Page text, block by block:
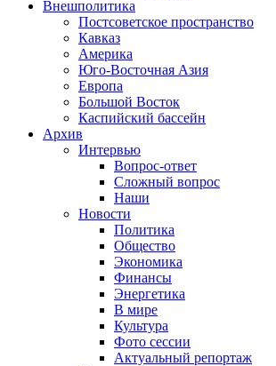
Внешполитика
Постсоветское пространство
Кавказ
Америка
Юго-Восточная Азия
Европа
Большой Восток
Каспийский бассейн
Архив
Интервью
Вопрос-ответ
Сложный вопрос
Наши
Новости
Политика
Общество
Экономика
Финансы
Энергетика
В мире
Культура
Фото сессии
Актуальный репортаж